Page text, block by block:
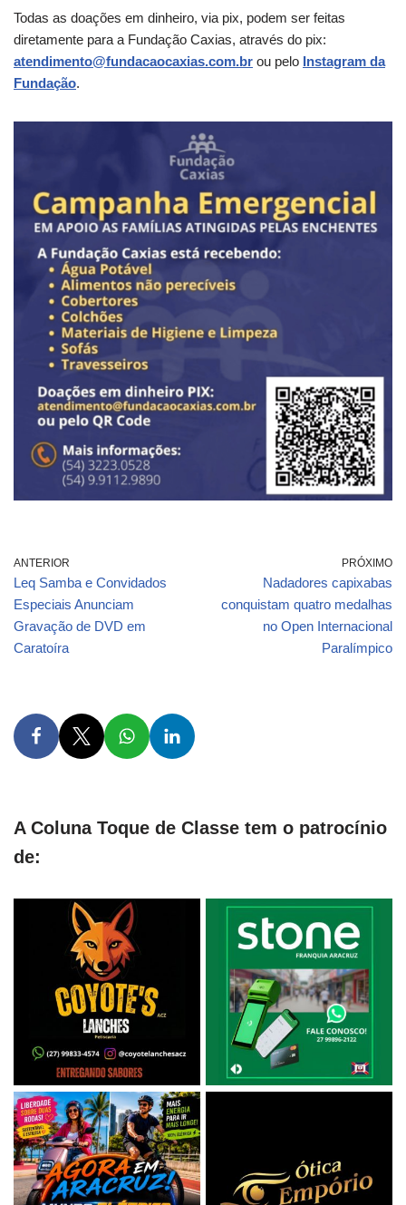
Todas as doações em dinheiro, via pix, podem ser feitas
diretamente para a Fundação Caxias, através do pix:
atendimento@fundacaocaxias.com.br ou pelo Instagram da
Fundação.
ANTERIOR
Leq Samba e Convidados
Especiais Anunciam
Gravação de DVD em
Caratoíra
PRÓXIMO
Nadadores capixabas
conquistam quatro medalhas
no Open Internacional
Paralímpico
A Coluna Toque de Classe tem o patrocínio
de: